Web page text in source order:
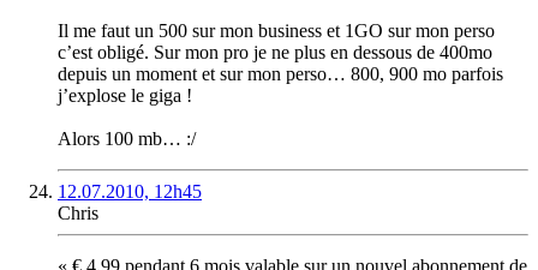
Il me faut un 500 sur mon business et 1GO sur mon perso
c’est obligé. Sur mon pro je ne plus en dessous de 400mo
depuis un moment et sur mon perso… 800, 900 mo parfois
j’explose le giga !
Alors 100 mb… :/
12.07.2010, 12h45
Chris